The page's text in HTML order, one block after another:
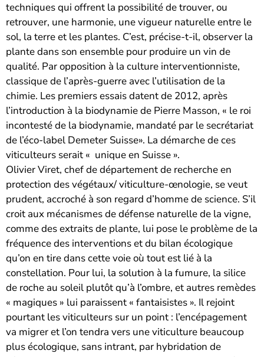
techniques qui offrent la possibilité de trouver, ou
retrouver, une harmonie, une vigueur naturelle entre le
sol, la terre et les plantes. C’est, précise-t-il, observer la
plante dans son ensemble pour produire un vin de
qualité. Par opposition à la culture interventionniste,
classique de l’après-guerre avec l’utilisation de la
chimie. Les premiers essais datent de 2012, après
l’introduction à la biodynamie de Pierre Masson, « le roi
incontesté de la biodynamie, mandaté par le secrétariat
de l’éco-label Demeter Suisse». La démarche de ces
viticulteurs serait « unique en Suisse ».
Olivier Viret, chef de département de recherche en
protection des végétaux/ viticulture-œnologie, se veut
prudent, accroché à son regard d’homme de science. S’il
croit aux mécanismes de défense naturelle de la vigne,
comme des extraits de plante, lui pose le problème de la
fréquence des interventions et du bilan écologique
qu’on en tire dans cette voie où tout est lié à la
constellation. Pour lui, la solution à la fumure, la silice
de roche au soleil plutôt qu’à l’ombre, et autres remèdes
« magiques » lui paraissent « fantaisistes ». Il rejoint
pourtant les viticulteurs sur un point : l’encépagement
va migrer et l’on tendra vers une viticulture beaucoup
plus écologique, sans intrant, par hybridation de